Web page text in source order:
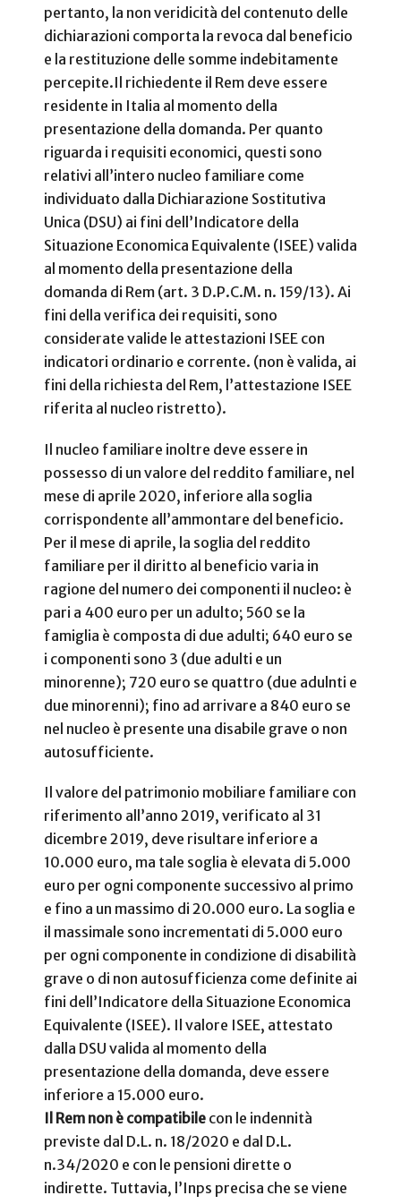
pertanto, la non veridicità del contenuto delle
dichiarazioni comporta la revoca dal beneficio
e la restituzione delle somme indebitamente
percepite.Il richiedente il Rem deve essere
residente in Italia al momento della
presentazione della domanda. Per quanto
riguarda i requisiti economici, questi sono
relativi all’intero nucleo familiare come
individuato dalla Dichiarazione Sostitutiva
Unica (DSU) ai fini dell’Indicatore della
Situazione Economica Equivalente (ISEE) valida
al momento della presentazione della
domanda di Rem (art. 3 D.P.C.M. n. 159/13). Ai
fini della verifica dei requisiti, sono
considerate valide le attestazioni ISEE con
indicatori ordinario e corrente. (non è valida, ai
fini della richiesta del Rem, l’attestazione ISEE
riferita al nucleo ristretto).
Il nucleo familiare inoltre deve essere in
possesso di un valore del reddito familiare, nel
mese di aprile 2020, inferiore alla soglia
corrispondente all’ammontare del beneficio.
Per il mese di aprile, la soglia del reddito
familiare per il diritto al beneficio varia in
ragione del numero dei componenti il nucleo: è
pari a 400 euro per un adulto; 560 se la
famiglia è composta di due adulti; 640 euro se
i componenti sono 3 (due adulti e un
minorenne); 720 euro se quattro (due adulnti e
due minorenni); fino ad arrivare a 840 euro se
nel nucleo è presente una disabile grave o non
autosufficiente.
Il valore del patrimonio mobiliare familiare con
riferimento all’anno 2019, verificato al 31
dicembre 2019, deve risultare inferiore a
10.000 euro, ma tale soglia è elevata di 5.000
euro per ogni componente successivo al primo
e fino a un massimo di 20.000 euro. La soglia e
il massimale sono incrementati di 5.000 euro
per ogni componente in condizione di disabilità
grave o di non autosufficienza come definite ai
fini dell’Indicatore della Situazione Economica
Equivalente (ISEE). Il valore ISEE, attestato
dalla DSU valida al momento della
presentazione della domanda, deve essere
inferiore a 15.000 euro.
Il Rem non è compatibile con le indennità
previste dal D.L. n. 18/2020 e dal D.L.
n.34/2020 e con le pensioni dirette o
indirette. Tuttavia, l’Inps precisa che se viene